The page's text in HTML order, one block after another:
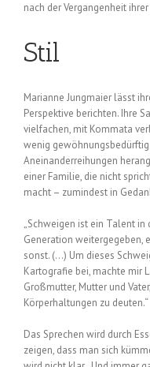
nach der Vergangenheit
Stil
Marianne Jungmaier lässt
Perspektive berichten. Ihre
vielfachen, mit Kommata
wenig
Aneinanderreihungen
einer Familie, die nicht
macht – zumindest in
„Schweigen ist ein Talent in
Generation weitergegeben,
sonst. (…) Um dieses
Kartografie bei, machte mir
Großmutter, Mutter und
Körperhaltungen zu deuten.“
Das Sprechen wird durch
zeigen, dass man sich